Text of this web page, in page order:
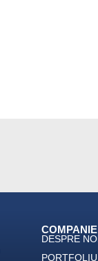
COMPANIE
DESPRE NOI
PORTFOLIU